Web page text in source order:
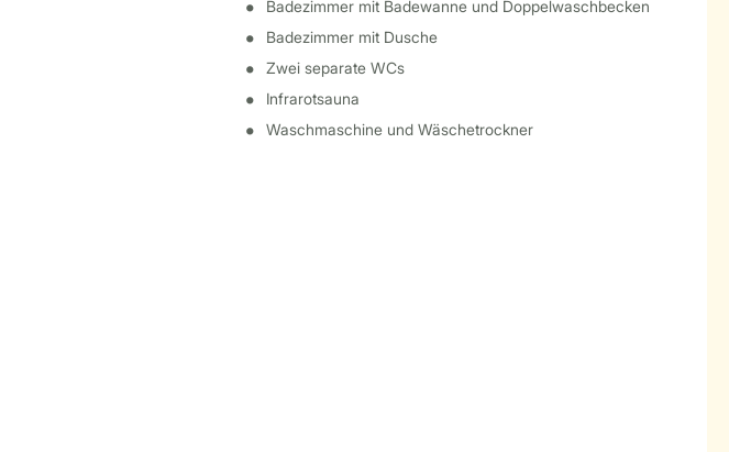
Badezimmer mit Badewanne und Doppelwaschbecken
Badezimmer mit Dusche
Zwei separate WCs
Infrarotsauna
Waschmaschine und Wäschetrockner